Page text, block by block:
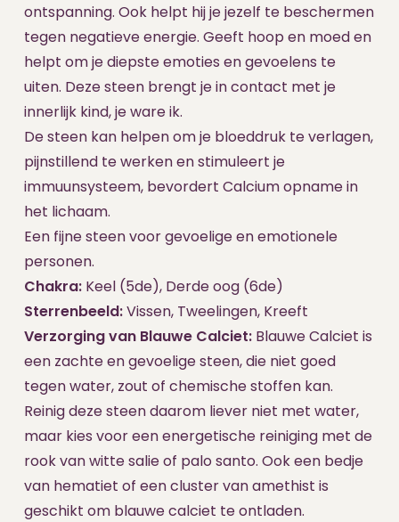
ontspanning. Ook helpt hij je jezelf te beschermen
tegen negatieve energie. Geeft hoop en moed en
helpt om je diepste emoties en gevoelens te
uiten. Deze steen brengt je in contact met je
innerlijk kind, je ware ik.
De steen kan helpen om je bloeddruk te verlagen,
pijnstillend te werken en stimuleert je
immuunsysteem, bevordert Calcium opname in
het lichaam.
Een fijne steen voor gevoelige en emotionele
personen.
Chakra: Keel (5de), Derde oog (6de)
Sterrenbeeld:Vissen, Tweelingen, Kreeft
Verzorging van Blauwe Calciet: Blauwe Calciet is
een zachte en gevoelige steen, die niet goed
tegen water, zout of chemische stoffen kan.
Reinig deze steen daarom liever niet met water,
maar kies voor een energetische reiniging met de
rook van witte salie of palo santo. Ook een bedje
van hematiet of een cluster van amethist is
geschikt om blauwe calciet te ontladen.